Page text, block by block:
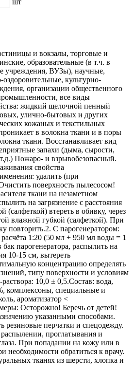
шт
и вокзалы, торговые и
образовательные (в т.ч. в
учреждения, ВУЗы), научные,
культурно-
организации общественного
все виды
жидкий щелочной пенный
улично-бытовых и других
кожаных и текстильных
в волокна ткани и в поры
ткани. Восстанавливает вид
запахи (дыма, сырости,
Пожаро- и взрывобезопасный.
свойства
удалить (при
поверхность пылесосом!
ткани на незаметном
на загрязнение с расстояния
(салфеткой) втереть в обивку, через
влажной губкой (салфеткой). При
повторить.2. С парогенератором:
1:20 (50 мл + 950 мл воды = 1
бак парогенератора, распылить на
10-15 см, вытереть
концентрацию определять
типу поверхности и условиям
10,0 ± 0,5.Состав: вода,
специальные и
ароматизатор <
Осторожно! Беречь от детей!
указанными способами.
резиновые перчатки и спецодежду.
проглатывания и
При попадании на кожу или в
необходимости обратиться к врачу.
тканях из шерсти, хлопка и